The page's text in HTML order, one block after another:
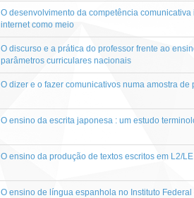
O desenvolvimento da competência
internet como meio
O discurso e a prática do professor frente ao
parâmetros curriculares nacionais
O dizer e o fazer comunicativos numa amostra
O ensino da escrita japonesa : um estudo
O ensino da produção de textos escritos em L2/
O ensino de língua espanhola no Instituto